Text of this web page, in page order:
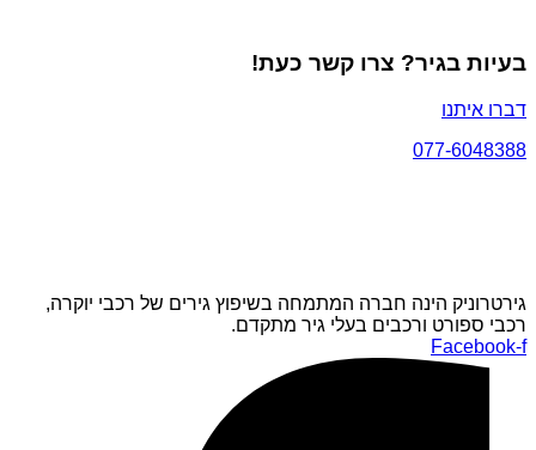
בעיות בגיר? צרו קשר כעת!
דברו איתנו
077-6048388
גירטרוניק הינה חברה המתמחה בשיפוץ גירים של רכבי יוקרה,
רכבי ספורט ורכבים בעלי גיר מתקדם.
Facebook-f